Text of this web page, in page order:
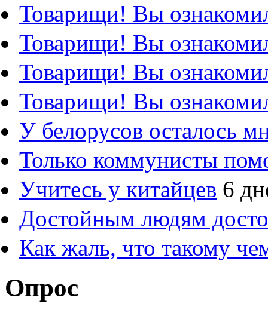
Товарищи! Вы
Товарищи! Вы
Товарищи! Вы
Товарищи! Вы
У белорусов осталось
Только коммунисты
Учитесь у китайцев 6
Достойным людям
Как жаль, что такому
Опрос